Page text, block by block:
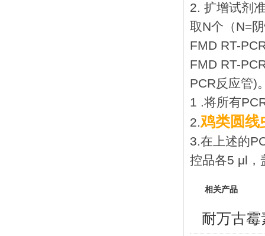
2. 扩增试剂
取N个（N=
FMD RT-
FMD RT-
PCR反应管)
1 .将所有
2.鸡类圆线
3.在上述的
控品各5 μl，
相关产品
耐万古